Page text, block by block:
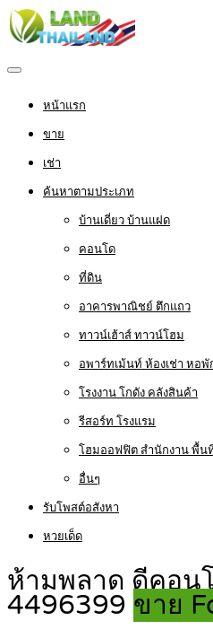
หน้าแรก
ขาย
เช่า
ค้นหาตามประเภท
บ้านเดี่ยว บ้านแฝด
คอนโด
ที่ดิน
อาคารพาณิชย์ ตึกแถว
ทาวน์เฮ้าส์ ทาวน์โฮม
อพาร์ทเม้นท์ ห้องเช่า หอพั
โรงงาน โกดัง คลังสินค้า
รีสอร์ท โรงแรม
โฮมออฟฟิต สำนักงาน พื้น
อื่นๆ
รับโพสต์อสังหา
หวยเด็ด
ห้ามพลาด ดีคอน
4496399 ขาย